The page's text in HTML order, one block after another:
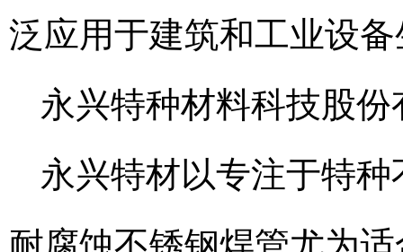
泛应用于建筑和工业设
永兴特种材料科技股份
永兴特材以专注于特